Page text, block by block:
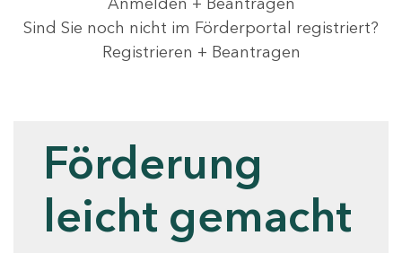
Sind Sie noch nicht im Förderportal registriert?
Registrieren + Beantragen
Förderung
leicht gemacht